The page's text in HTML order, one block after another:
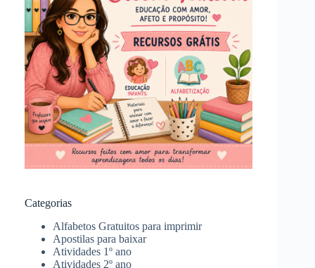
Categorias
Alfabetos Gratuitos para imprimir
Apostilas para baixar
Atividades 1º ano
Atividades 2º ano